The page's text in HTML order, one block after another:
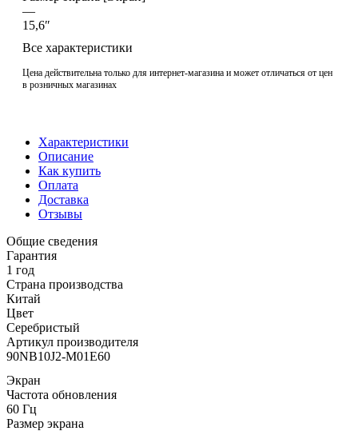
—
15,6″
Все характеристики
Цена действительна только для интернет-магазина и может отличаться от цен
в розничных магазинах
Характеристики
Описание
Как купить
Оплата
Доставка
Отзывы
Общие сведения
Гарантия
1 год
Страна производства
Китай
Цвет
Серебристый
Артикул производителя
90NB10J2-M01E60
Экран
Частота обновления
60 Гц
Размер экрана